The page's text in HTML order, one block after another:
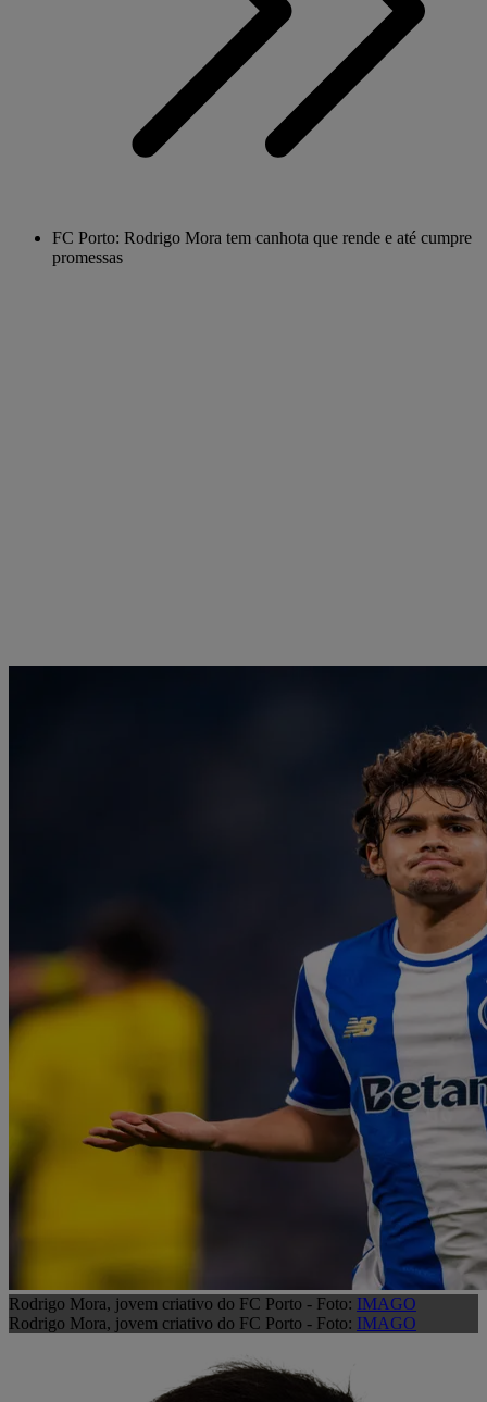
FC Porto: Rodrigo Mora tem canhota que rende e até cumpre
promessas
Rodrigo Mora, jovem criativo do FC Porto - Foto: IMAGO
Rodrigo Mora, jovem criativo do FC Porto - Foto: IMAGO